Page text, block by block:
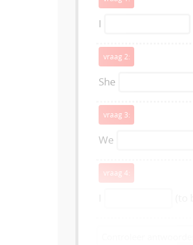
I
vraag 2:
She
vraag 3:
We
vraag 4:
I